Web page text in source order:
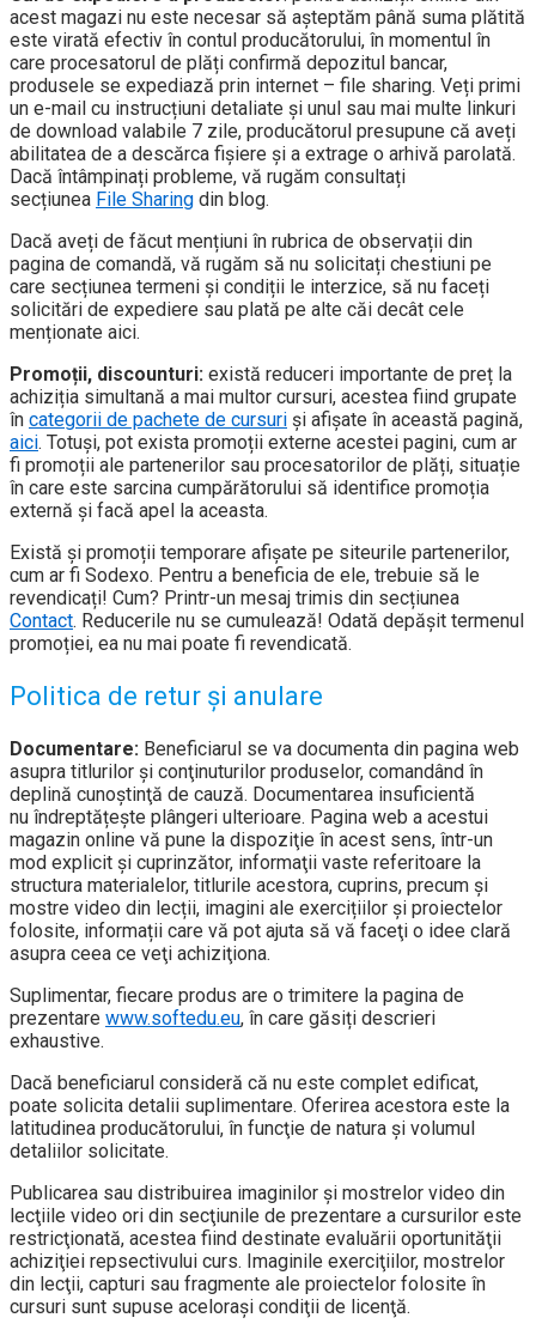
acest magazi nu este necesar să așteptăm până suma plătită
este virată efectiv în contul producătorului, în momentul în
care procesatorul de plăți confirmă depozitul bancar,
produsele se expediază prin internet – file sharing. Veți primi
un e-mail cu instrucțiuni detaliate și unul sau mai multe linkuri
de download valabile 7 zile, producătorul presupune că aveți
abilitatea de a descărca fișiere și a extrage o arhivă parolată.
Dacă întâmpinați probleme, vă rugăm consultați
secțiunea File Sharing din blog.
Dacă aveți de făcut mențiuni în rubrica de observații din
pagina de comandă, vă rugăm să nu solicitați chestiuni pe
care secțiunea termeni și condiții le interzice, să nu faceți
solicitări de expediere sau plată pe alte căi decât cele
menționate aici.
Promoții, discounturi: există reduceri importante de preț la
achiziția simultană a mai multor cursuri, acestea fiind grupate
în categorii de pachete de cursuri și afișate în această pagină,
aici. Totuși, pot exista promoții externe acestei pagini, cum ar
fi promoții ale partenerilor sau procesatorilor de plăți, situație
în care este sarcina cumpărătorului să identifice promoția
externă și facă apel la aceasta.
Există și promoții temporare afișate pe siteurile partenerilor,
cum ar fi Sodexo. Pentru a beneficia de ele, trebuie să le
revendicați! Cum? Printr-un mesaj trimis din secțiunea
Contact. Reducerile nu se cumulează! Odată depășit termenul
promoției, ea nu mai poate fi revendicată.
Politica de retur și anulare
Documentare: Beneficiarul se va documenta din pagina web
asupra titlurilor şi conţinuturilor produselor, comandând în
deplină cunoştinţă de cauză. Documentarea insuficientă
nu îndreptățește plângeri ulterioare. Pagina web a acestui
magazin online vă pune la dispoziţie în acest sens, într-un
mod explicit şi cuprinzător, informaţii vaste referitoare la
structura materialelor, titlurile acestora, cuprins, precum şi
mostre video din lecții, imagini ale exercițiilor și proiectelor
folosite, informații care vă pot ajuta să vă faceţi o idee clară
asupra ceea ce veţi achiziţiona.
Suplimentar, fiecare produs are o trimitere la pagina de
prezentare www.softedu.eu, în care găsiți descrieri
exhaustive.
Dacă beneficiarul consideră că nu este complet edificat,
poate solicita detalii suplimentare. Oferirea acestora este la
latitudinea producătorului, în funcţie de natura şi volumul
detaliilor solicitate.
Publicarea sau distribuirea imaginilor şi mostrelor video din
lecţiile video ori din secţiunile de prezentare a cursurilor este
restricţionată, acestea fiind destinate evaluării oportunităţii
achiziţiei repsectivului curs. Imaginile exerciţiilor, mostrelor
din lecţii, capturi sau fragmente ale proiectelor folosite în
cursuri sunt supuse aceloraşi condiţii de licenţă.